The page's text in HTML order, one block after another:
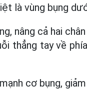
là vùng bụng
nâng cả hai
thẳng tay về
cơ bụng,